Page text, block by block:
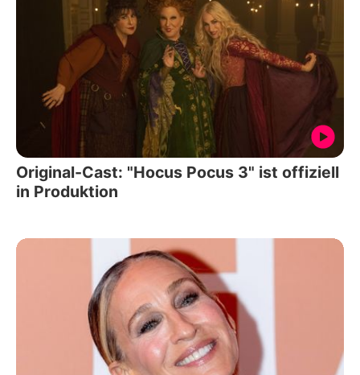
Original-Cast: "Hocus Pocus 3" ist offiziell
in Produktion